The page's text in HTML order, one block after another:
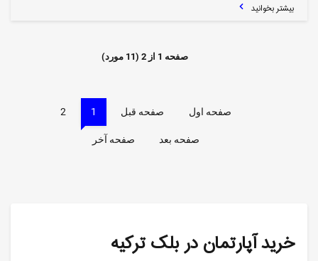
بیشتر بخوانید
صفحه 1 از 2
(
11 مورد)
صفحه اول صفحه قبل 1
2
صفحه بعد صفحه آخر
خرید آپارتمان در بلک ترکیه